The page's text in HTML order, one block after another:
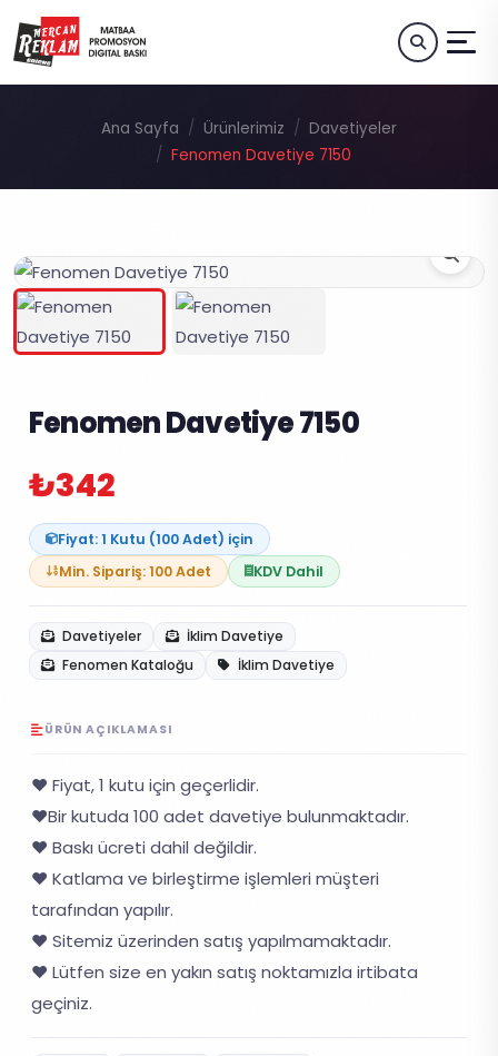
Ana Sayfa Ürünlerimiz
Davetiyeler
Fenomen Davetiye 7150
Fenomen Davetiye 7150
₺342
Fiyat: 1 Kutu (100 Adet) için
Min. Sipariş: 100 Adet
KDV Dahil
Davetiyeler
İklim Davetiye
Fenomen Kataloğu
İklim Davetiye
ÜRÜN AÇIKLAMASI
❤️ Fiyat, 1 kutu için geçerlidir.
❤️Bir kutuda 100 adet davetiye bulunmaktadır.
❤️ Baskı ücreti dahil değildir.
❤️ Katlama ve birleştirme işlemleri müşteri
tarafından yapılır.
❤️ Sitemiz üzerinden satış yapılmamaktadır.
❤️ Lütfen size en yakın satış noktamızla irtibata
geçiniz.